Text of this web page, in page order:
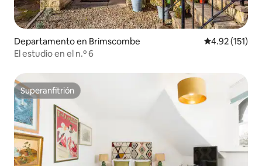
Departamento en Brimscombe Calificación
4.92 (151)
El estudio en el n.º 6
Superanfitrión
Superanfitrión